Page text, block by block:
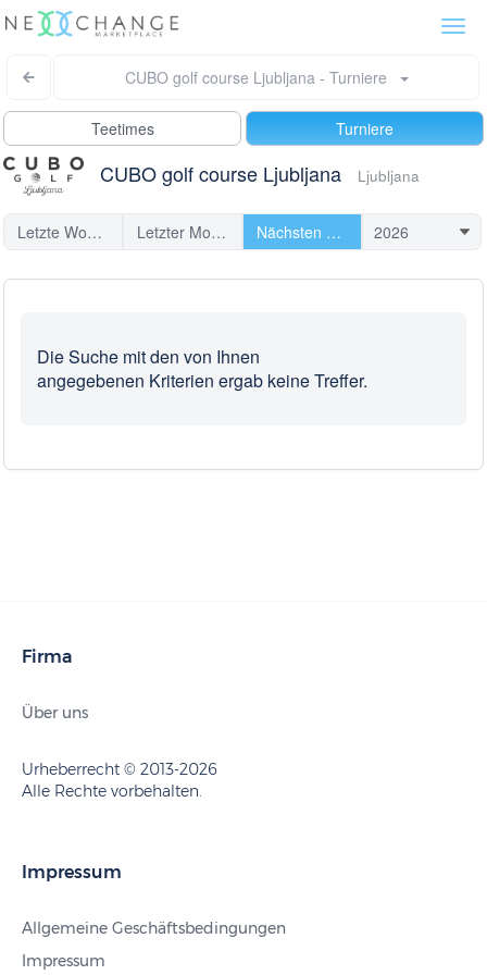
CUBO golf course Ljubljana - Turniere
Teetimes Turniere
CUBO golf course Ljubljana Ljubljana
Letzte Woche Letzter Monat Nächsten Turniere
Die Suche mit den von Ihnen
angegebenen Kriterien ergab keine Treffer.
Firma
Über uns
Urheberrecht © 2013-2026
Alle Rechte vorbehalten.
Impressum
Allgemeine Geschäftsbedingungen
Impressum